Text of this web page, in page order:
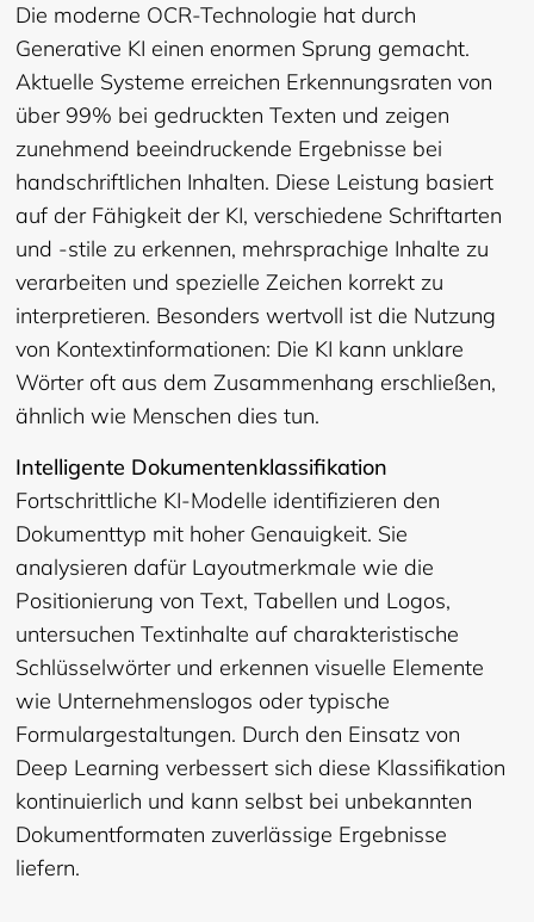
Die moderne OCR-Technologie hat durch
Generative KI einen enormen Sprung gemacht.
Aktuelle Systeme erreichen Erkennungsraten von
über 99% bei gedruckten Texten und zeigen
zunehmend beeindruckende Ergebnisse bei
handschriftlichen Inhalten. Diese Leistung basiert
auf der Fähigkeit der KI, verschiedene Schriftarten
und -stile zu erkennen, mehrsprachige Inhalte zu
verarbeiten und spezielle Zeichen korrekt zu
interpretieren. Besonders wertvoll ist die Nutzung
von Kontextinformationen: Die KI kann unklare
Wörter oft aus dem Zusammenhang erschließen,
ähnlich wie Menschen dies tun.
Intelligente Dokumentenklassifikation
Fortschrittliche KI-Modelle identifizieren den
Dokumenttyp mit hoher Genauigkeit. Sie
analysieren dafür Layoutmerkmale wie die
Positionierung von Text, Tabellen und Logos,
untersuchen Textinhalte auf charakteristische
Schlüsselwörter und erkennen visuelle Elemente
wie Unternehmenslogos oder typische
Formulargestaltungen. Durch den Einsatz von
Deep Learning verbessert sich diese Klassifikation
kontinuierlich und kann selbst bei unbekannten
Dokumentformaten zuverlässige Ergebnisse
liefern.